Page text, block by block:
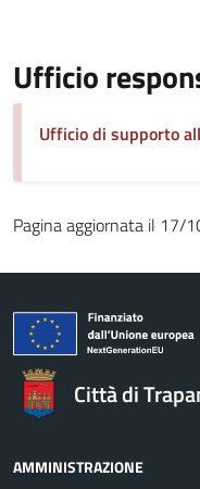
Ufficio
Ufficio di supporto
Pagina aggiornata il 17/
Città di
AMMINISTRAZIONE